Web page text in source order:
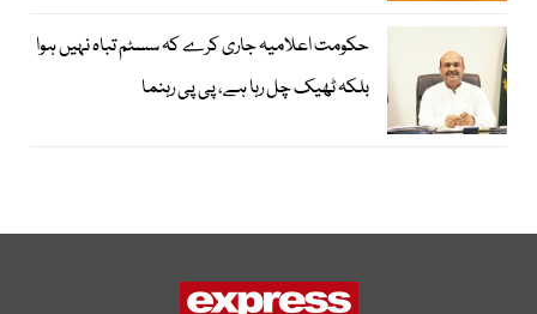
حکومت اعلامیہ جاری کرے کہ سسٹم تباہ نہیں ہوا
بلکہ ٹھیک چل رہا ہے، پی پی رہنما